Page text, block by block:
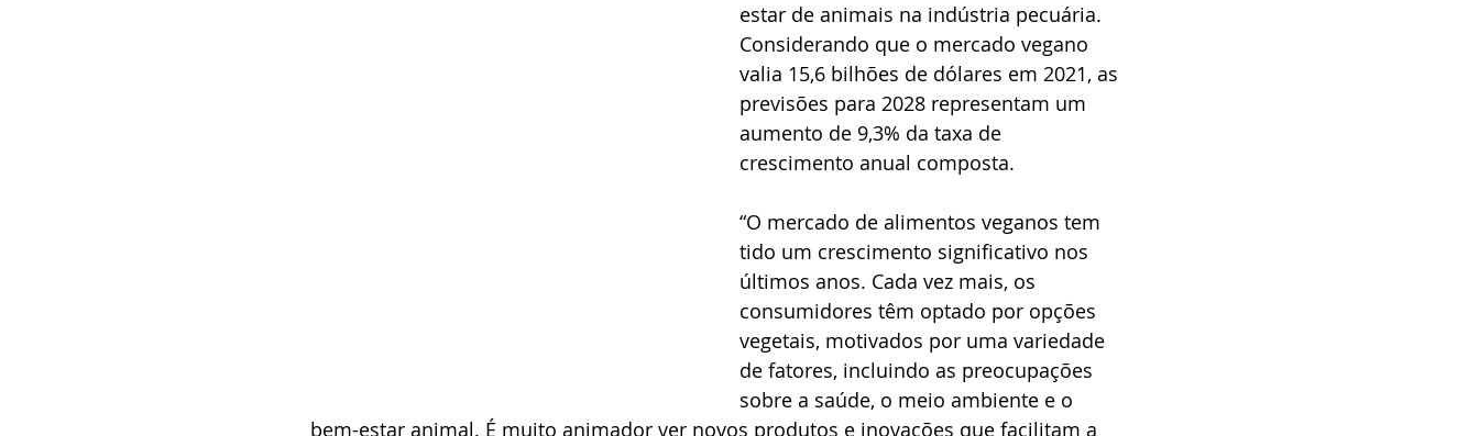
estar de animais na indústria pecuária.
Considerando que o mercado vegano
valia 15,6 bilhões de dólares em 2021, as
previsões para 2028 representam um
aumento de 9,3% da taxa de
crescimento anual composta.
“O mercado de alimentos veganos tem
tido um crescimento significativo nos
últimos anos. Cada vez mais, os
consumidores têm optado por opções
vegetais, motivados por uma variedade
de fatores, incluindo as preocupações
sobre a saúde, o meio ambiente e o
bem-estar animal. É muito animador ver novos produtos e inovações que facilitam a